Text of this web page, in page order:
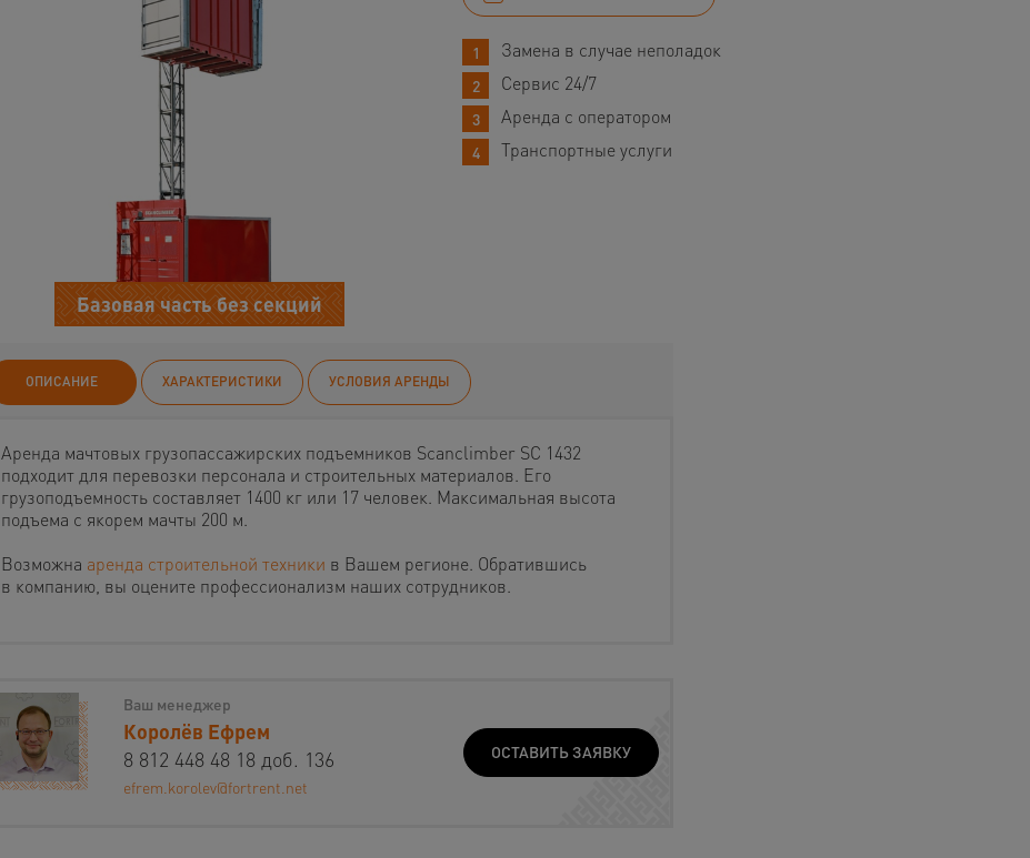
Базовая часть без секций
Замена в случае неполадок
Сервис 24/7
Аренда с оператором
Транспортные услуги
ОПИСАНИЕ ХАРАКТЕРИСТИКИ УСЛОВИЯ АРЕНДЫ
Аренда мачтовых грузопассажирских подъемников Scanclimber SC 1432
подходит для перевозки персонала и строительных материалов. Его
грузоподъемность составляет 1400 кг или 17 человек. Максимальная высота
подъема с якорем мачты 200 м.
Возможна аренда строительной техники в Вашем регионе. Обратившись
в компанию, вы оцените профессионализм наших сотрудников.
Ваш менеджер
Королёв Ефрем
8 812 448 48 18 доб. 136
efrem.korolev@fortrent.net
ОСТАВИТЬ ЗАЯВКУ